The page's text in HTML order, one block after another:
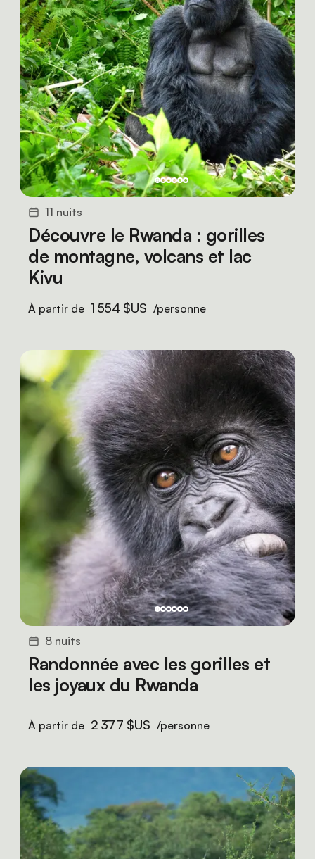
11 nuits
Découvre le Rwanda : gorilles
de montagne, volcans et lac
Kivu
À partir de 1 554 $US /personne
8 nuits
Randonnée avec les gorilles et
les joyaux du Rwanda
À partir de 2 377 $US /personne